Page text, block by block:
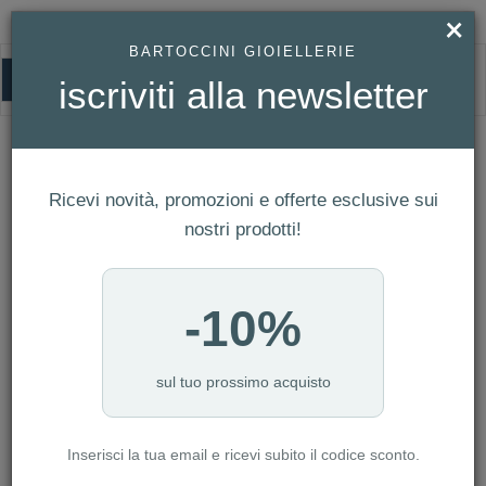
HOMEPAGE OROLOGIO CITIZEN LADY ECO DRIVE REF. FE1240-81A
Orologio Citizen Lady Eco Drive Ref.
FE1240-81A
×
BARTOCCINI GIOIELLERIE
iscriviti alla newsletter
Ricevi novità, promozioni e offerte esclusive sui
nostri prodotti!
-10%
sul tuo prossimo acquisto
Inserisci la tua email e ricevi subito il codice sconto.